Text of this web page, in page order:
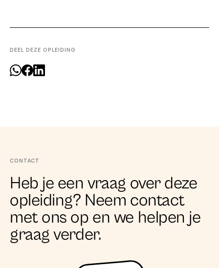
DEEL DEZE OPLEIDING
CONTACT
Heb je een vraag over deze
opleiding? Neem contact
met ons op en we helpen je
graag verder.